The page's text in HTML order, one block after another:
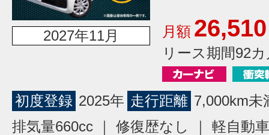
2027年11月 月額 26,510
リース期間92
初度登録 2025年 走行距離 7,000km未
排気量660cc ｜ 修復歴なし ｜ 軽自動車